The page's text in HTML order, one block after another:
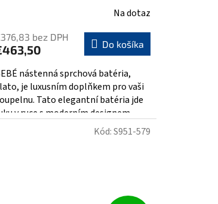
Na dotaz
bez DPH
Do košíka
nástenná sprchová batéria,
je luxusním doplňkem pro vaši
Tato elegantní batéria jde
v ruce s moderním designem...
Kód:S951-579